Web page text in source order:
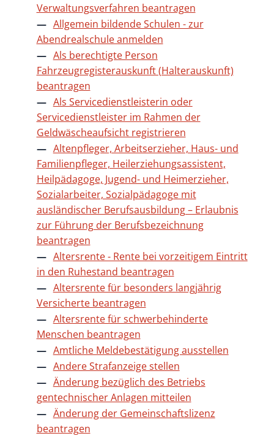
Verwaltungsverfahren beantragen
Allgemein bildende Schulen - zur
Abendrealschule anmelden
Als berechtigte Person
Fahrzeugregisterauskunft (Halterauskunft)
beantragen
Als Servicedienstleisterin oder
Servicedienstleister im Rahmen der
Geldwäscheaufsicht registrieren
Altenpfleger, Arbeitserzieher, Haus- und
Familienpfleger, Heilerziehungsassistent,
Heilpädagoge, Jugend- und Heimerzieher,
Sozialarbeiter, Sozialpädagoge mit
ausländischer Berufsausbildung – Erlaubnis
zur Führung der Berufsbezeichnung
beantragen
Altersrente - Rente bei vorzeitigem Eintritt
in den Ruhestand beantragen
Altersrente für besonders langjährig
Versicherte beantragen
Altersrente für schwerbehinderte
Menschen beantragen
Amtliche Meldebestätigung ausstellen
Andere Strafanzeige stellen
Änderung bezüglich des Betriebs
gentechnischer Anlagen mitteilen
Änderung der Gemeinschaftslizenz
beantragen